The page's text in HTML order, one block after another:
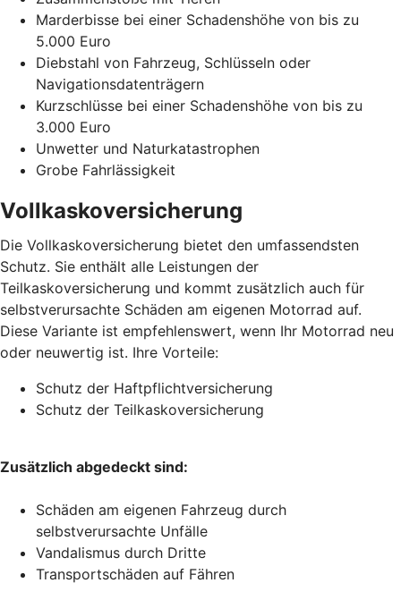
Marderbisse bei einer Schadenshöhe von bis zu
5.000 Euro
Diebstahl von Fahrzeug, Schlüsseln oder
Navigationsdatenträgern
Kurzschlüsse bei einer Schadenshöhe von bis zu
3.000 Euro
Unwetter und Naturkatastrophen
Grobe Fahrlässigkeit
Vollkaskoversicherung
Die Vollkaskoversicherung bietet den umfassendsten
Schutz. Sie enthält alle Leistungen der
Teilkaskoversicherung und kommt zusätzlich auch für
selbstverursachte Schäden am eigenen Motorrad auf.
Diese Variante ist empfehlenswert, wenn Ihr Motorrad neu
oder neuwertig ist. Ihre Vorteile:
Schutz der Haftpflichtversicherung
Schutz der Teilkaskoversicherung
Zusätzlich abgedeckt sind:
Schäden am eigenen Fahrzeug durch
selbstverursachte Unfälle
Vandalismus durch Dritte
Transportschäden auf Fähren